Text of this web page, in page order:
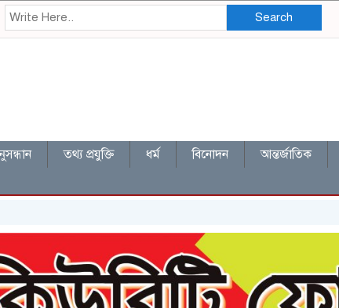
Search
তথ্য প্রযুক্তি ধর্ম বিনোদন আন্তর্জাতিক